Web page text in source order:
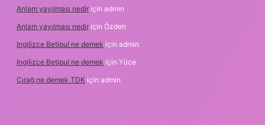
Anlam yayılması nedir için admin
Anlam yayılması nedir için Özden
Ingilizce Betipul ne demek için admin
Ingilizce Betipul ne demek için Yüce
Çırağ ne demek TDK için admin